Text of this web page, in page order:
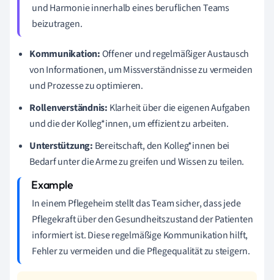
und Harmonie innerhalb eines beruflichen Teams
beizutragen.
Kommunikation:Offener und regelmäßiger Austausch
von Informationen, um Missverständnisse zu vermeiden
und Prozesse zu optimieren.
Rollenverständnis: Klarheit über die eigenen Aufgaben
und die der Kolleg*innen, um effizient zu arbeiten.
Unterstützung: Bereitschaft, den Kolleg*innen bei
Bedarf unter die Arme zu greifen und Wissen zu teilen.
In einem Pflegeheim stellt das Team sicher, dass jede
Pflegekraft über den Gesundheitszustand der Patienten
informiert ist. Diese regelmäßige Kommunikation hilft,
Fehler zu vermeiden und die Pflegequalität zu steigern.